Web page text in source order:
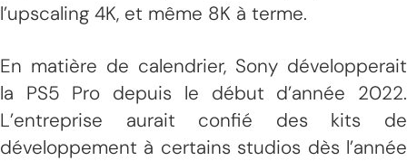
l’upscaling 4K, et même 8K à terme.
En matière de calendrier, Sony développerait
la PS5 Pro depuis le début d’année 2022.
L’entreprise aurait confié des kits de
développement à certains studios dès l’année